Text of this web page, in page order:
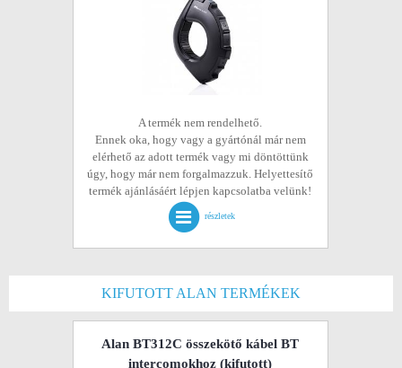
A termék nem rendelhető.
Ennek oka, hogy vagy a gyártónál már nem
elérhető az adott termék vagy mi döntöttünk
úgy, hogy már nem forgalmazzuk. Helyettesítő
termék ajánlásáért lépjen kapcsolatba velünk!
részletek
KIFUTOTT ALAN TERMÉKEK
Alan BT312C összekötő kábel BT
intercomokhoz (kifutott)